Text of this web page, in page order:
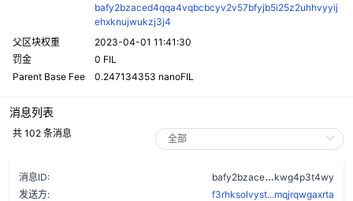
bafy2bzaced4qqa4vqbcbcyv2v57bfyjb5i25z2uhhvyyij
ehxknujwukzj3j4
父区块权重
2023-04-01 11:41:30
罚金
0 FIL
Parent Base Fee
0.247134353 nanoFIL
消息列表
共 102 条消息
消息ID: bafy2bzace
kwg4p3t4wy
发送方:
f3rhksolvyst...mqjrqwgaxrta